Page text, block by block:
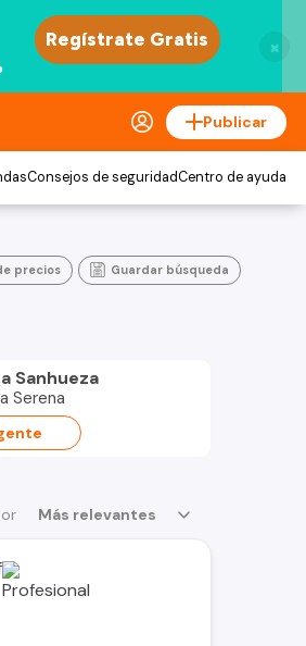
×
Publicar
Consejos de seguridadCentro de ayuda
precios Guardar búsqueda
Sanhueza
Serena
Más relevantes